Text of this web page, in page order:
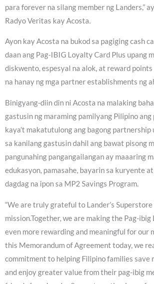
para forever na silang member ng Landers,”
Radyo Veritas kay Acosta.
Ayon kay Acosta na bukod sa pagiging cash
daan ang Pag-IBIG Loyalty Card Plus upang
diskwento, espesyal na alok, at reward
na hanay ng mga partner establishments ng
Binigyang-diin din ni Acosta na malaking
gastusin ng maraming pamilyang Pilipino
kaya’t makatutulong ang bagong partnership
sa kanilang gastusin dahil ang bawat pisong
pangunahing pangangailangan ay maaaring
edukasyon, pamasahe, bayarin sa kuryente
dagdag na ipon sa MP2 Savings Program.
“We are truly grateful to Lander’s
mission.Together, we are making the Pag-
even more rewarding and meaningful for our
this Memorandum of Agreement today, we
commitment to helping Filipino families save
and enjoy greater value from their pag-ibig